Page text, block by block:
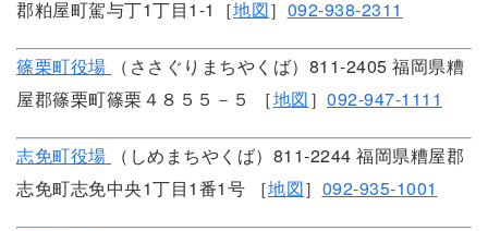
郡粕屋町駕与丁1丁目1-1［地図］ 092-938-2311
篠栗町役場
（ささぐりまちやくば）811-2405 福岡県糟
屋郡篠栗町篠栗４８５５－５ ［地図］ 092-947-1111
志免町役場
（しめまちやくば）811-2244 福岡県糟屋郡
志免町志免中央1丁目1番1号 ［地図］ 092-935-1001